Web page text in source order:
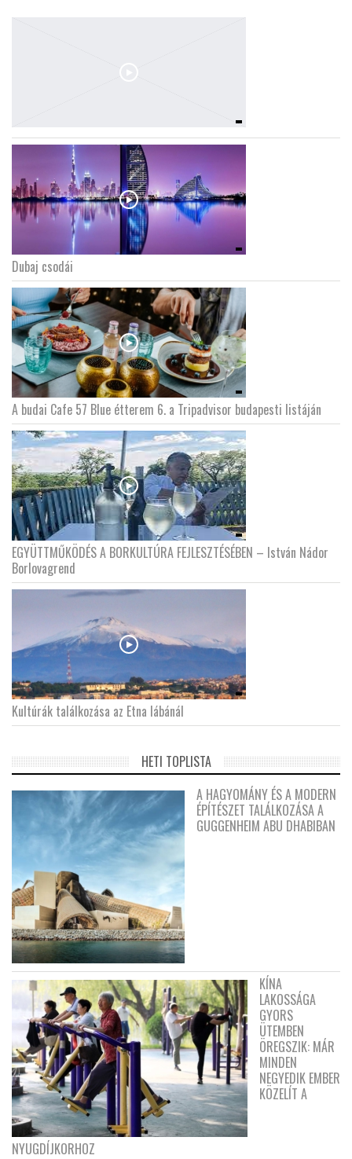
Dubaj csodái
A budai Cafe 57 Blue étterem 6. a Tripadvisor budapesti listáján
EGYÜTTMŰKÖDÉS A BORKULTÚRA FEJLESZTÉSÉBEN – István Nádor
Borlovagrend
Kultúrák találkozása az Etna lábánál
HETI TOPLISTA
A HAGYOMÁNY ÉS A MODERN
ÉPÍTÉSZET TALÁLKOZÁSA A
GUGGENHEIM ABU DHABIBAN
KÍNA
LAKOSSÁGA
GYORS
ÜTEMBEN
ÖREGSZIK: MÁR
MINDEN
NEGYEDIK EMBER
KÖZELÍT A
NYUGDÍJKORHOZ